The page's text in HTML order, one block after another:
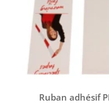
Ruban adhésif